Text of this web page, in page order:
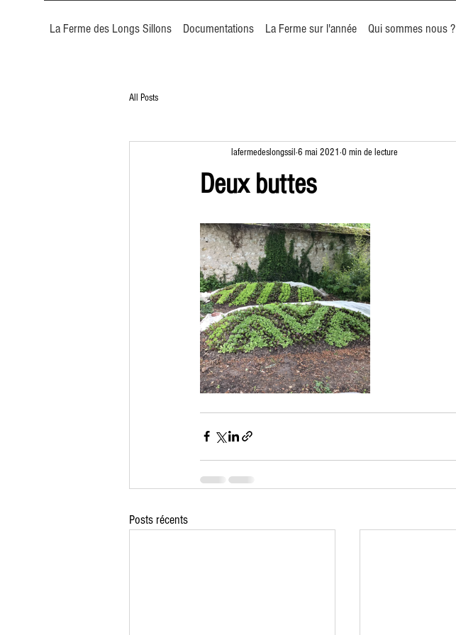
La Ferme des Longs Sillons Documentations La Ferme sur l'année Qui sommes nous ?
All Posts
Deux buttes
lafermedeslongssil 6 mai 2021 0 min de lecture
Posts récents